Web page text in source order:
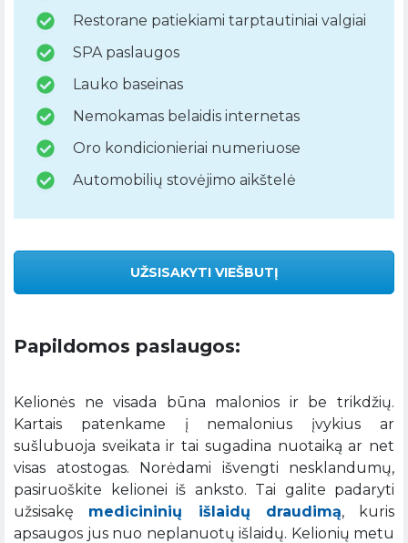
Restorane patiekiami tarptautiniai valgiai
SPA paslaugos
Lauko baseinas
Nemokamas belaidis internetas
Oro kondicionieriai numeriuose
Automobilių stovėjimo aikštelė
UŽSISAKYTI VIEŠBUTĮ
Papildomos paslaugos:
Kelionės ne visada būna malonios ir be trikdžių.
Kartais patenkame į nemalonius įvykius ar
sušlubuoja sveikata ir tai sugadina nuotaiką ar net
visas atostogas. Norėdami išvengti nesklandumų,
pasiruoškite kelionei iš anksto. Tai galite padaryti
užsisakę medicininių išlaidų draudimą, kuris
apsaugos jus nuo neplanuotų išlaidų. Kelionių metu